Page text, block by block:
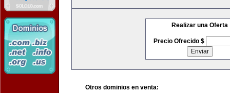
Realizar una Oferta
Precio Ofrecido $
Otros dominios en venta: